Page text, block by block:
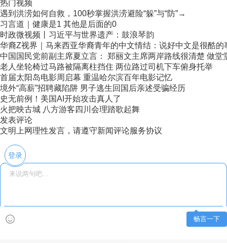
热门视频
遇到洪涝如何自救，100秒掌握洪涝避险“躲”与“防”→
习言道｜健康是1 其他是后面的0
时政微视频丨习近平与世界遗产：鼓浪琴韵
华裔Z视界｜马来西亚华裔青年的中文情结：说好中文是很酷的
中国国民党前副主席夏立言： 郑丽文主席两岸路线很清楚 做堂
老人坐轮椅过马路被隔离柱挡住 两位路过司机下车俯身托举
首届太阳岛电影周启幕 重温哈尔滨百年电影记忆
境外“高薪”招聘藏陷阱 男子逃生回国后亲述受骗经历
史无前例！美国AI开始攻击真人了
火把映古城 八方游客四川会理踏歌起舞
发表评论
文明上网理性发言，请遵守新闻评论服务协议
登录
畅言一下